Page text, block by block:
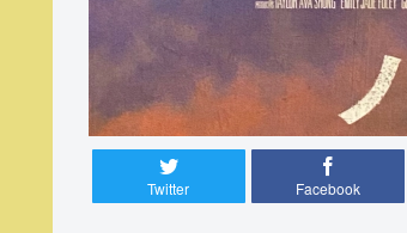
Twitter Facebook